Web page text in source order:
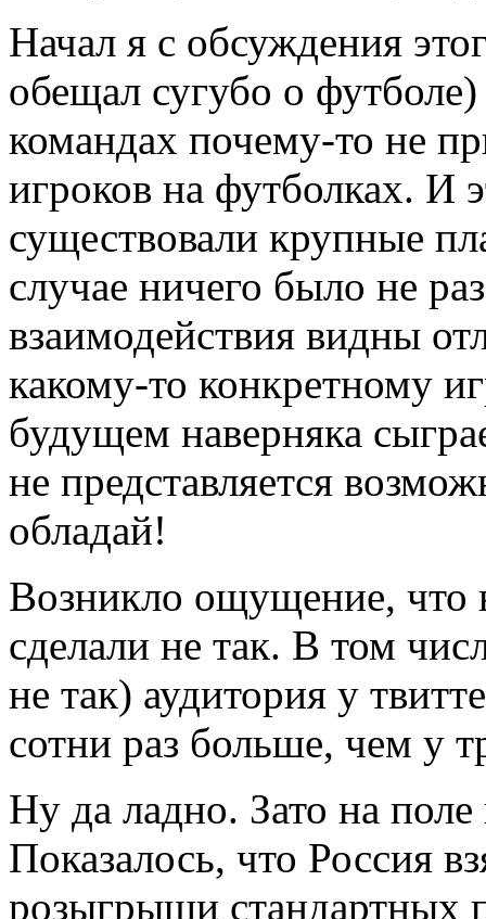
Начал я с обсуждения
обещал сугубо о
командах почему-то не
игроков на футболках. И
существовали крупные
случае ничего было не
взаимодействия видны
какому-то конкретному
будущем наверняка
не представляется
обладай!
Возникло ощущение, что
сделали не так. В том
не так) аудитория у
сотни раз больше, чем у
Ну да ладно. Зато на
Показалось, что Россия
розыгрыши стандартных